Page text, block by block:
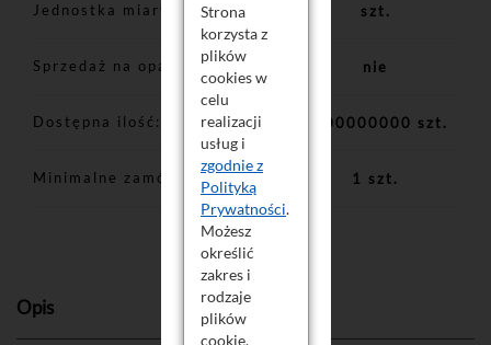
Jednostka miary szt.
Sprzedaż na opakowania nie
Dostępna ilość 1000000000 szt.
Minimalne zamówienie 1 szt.
Opis
Strona
korzysta z
plików
cookies w
celu
realizacji
usług i
zgodnie z
Polityką
Prywatności.
Możesz
określić
zakres i
rodzaje
plików
cookie,